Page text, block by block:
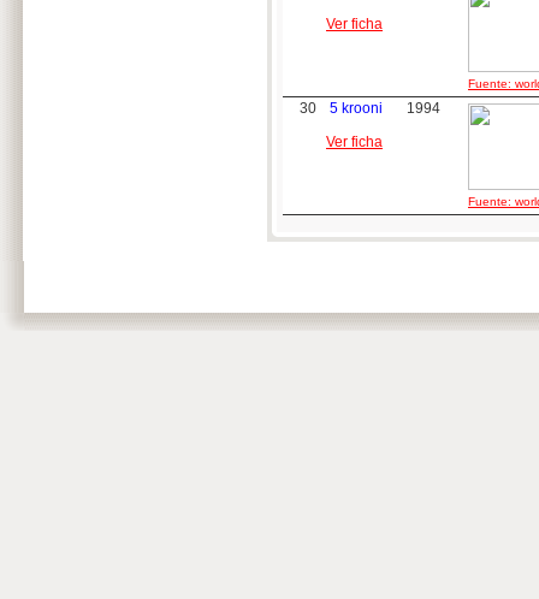
Ver ficha
Fuente:
30
5 krooni
Ver ficha
1994
Fuente: